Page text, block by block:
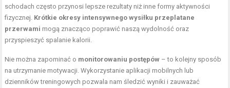
schodach często przynosi lepsze rezultaty niż inne formy aktywności
fizycznej. Krótkie okresy intensywnego wysiłku przeplatane
przerwami mogą znacząco poprawić naszą wydolność oraz
przyspieszyć spalanie kalorii.
Nie można zapominać o monitorowaniu postępów – to kolejny sposób
na utrzymanie motywacji. Wykorzystanie aplikacji mobilnych lub
dzienników treningowych pozwala nam śledzić wyniki i zauważać